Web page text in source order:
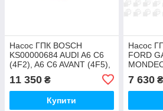
Насос ГПК BOSCH
KS00000684 AUDI A6 C6
(4F2), A6 C6 AVANT (4F5),
11 350 ₴
Купити
Насос
FORD
7 630₴